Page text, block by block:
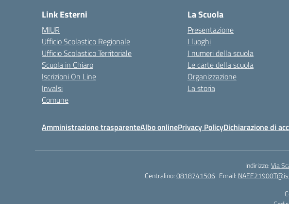
Link Esterni
MIUR
Ufficio Scolastico Regionale
Ufficio Scolastico Territoriale
Scuola in Chiaro
Iscrizioni On Line
Invalsi
Comune
La Scuola
Presentazione
I luoghi
I numeri della scuola
Le carte della scuola
Organizzazione
La storia
Amministrazione trasparenteAlbo onlinePrivacy PolicyDichiarazione di
Indirizzo:Via
Centralino:0818741506 Email: